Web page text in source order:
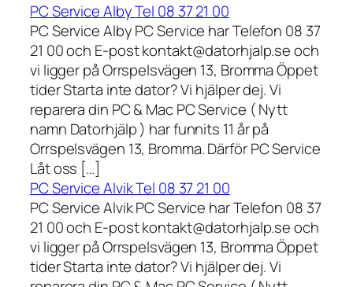
PC Service Alby Tel 08 37 21 00
PC Service Alby PC Service har Telefon 08 37
21 00 och E-post kontakt@datorhjalp.se och
vi ligger på Orrspelsvägen 13, Bromma Öppet
tider Starta inte dator? Vi hjälper dej. Vi
reparera din PC & Mac PC Service ( Nytt
namn Datorhjälp ) har funnits 11 år på
Orrspelsvägen 13, Bromma. Därför PC Service
Låt oss […]
PC Service Alvik Tel 08 37 21 00
PC Service Alvik PC Service har Telefon 08 37
21 00 och E-post kontakt@datorhjalp.se och
vi ligger på Orrspelsvägen 13, Bromma Öppet
tider Starta inte dator? Vi hjälper dej. Vi